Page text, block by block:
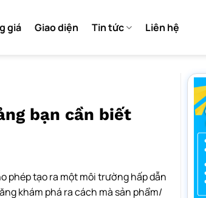
giá Giao diện Tin tức Liên hệ
bạn cần biết
phép tạo ra một môi trường hấp dẫn
khám phá ra cách mà sản phẩm/